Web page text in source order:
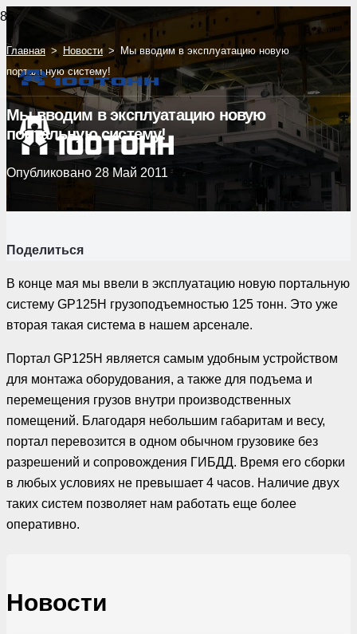
Главная > Новости >
Мы вводим в эксплуатацию новую
портальную систему!
Мы вводим в эксплуатацию новую
портальную систему!
Опубликовано 28 Май 2011
Поделиться
В конце мая мы ввели в эксплуатацию новую портальную
систему GP125H грузоподъемностью 125 тонн. Это уже
вторая такая система в нашем арсенале.
Портал GP125H является самым удобным устройством
для монтажа оборудования, а также для подъема и
перемещения грузов внутри производственных
помещений. Благодаря небольшим габаритам и весу,
портал перевозится в одном обычном грузовике без
разрешений и сопровождения ГИБДД. Время его сборки
в любых условиях не превышает 4 часов. Наличие двух
таких систем позволяет нам работать еще более
оперативно.
Новости